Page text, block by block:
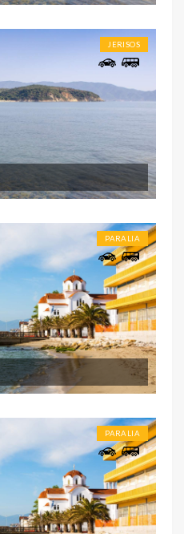
JERISOS
PARALIA
PARALIA